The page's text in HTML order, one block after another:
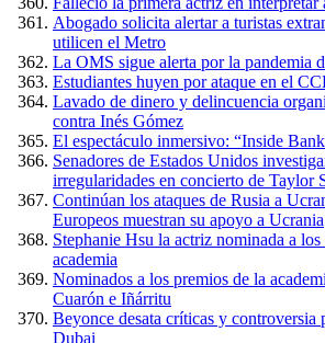
Abogado solicita alertar a turistas
utilicen el Metro
La OMS sigue alerta por la pandemia
Estudiantes huyen por ataque en el
Lavado de dinero y delincuencia
contra Inés Gómez
El espectáculo inmersivo: “Inside
Senadores de Estados Unidos
irregularidades en concierto de Taylor
Continúan los ataques de Rusia a
Europeos muestran su apoyo a Ucrania
Stephanie Hsu la actriz nominada a los
academia
Nominados a los premios de la
Cuarón e Iñárritu
Beyonce desata críticas y controversia
Dubai